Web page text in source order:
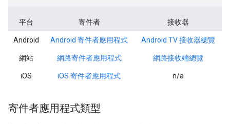
平台 寄件者 接收器
Android Android 寄件者應用程式 Android TV 接收器總覽
網站 網路寄件者應用程式 網路接收端總覽
iOS iOS 寄件者應用程式 n/a
寄件者應用程式類型